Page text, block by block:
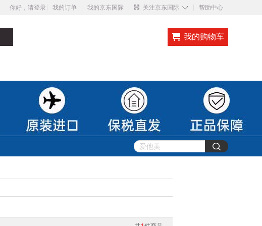
你好，请登录 我的订单 我的京东国际 关注京东国际 ◇ 帮助中心
我的购物车